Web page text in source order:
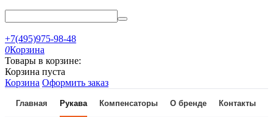
+7(495)975-98-48
0Корзина
Товары в корзине:
Корзина пуста
Корзина Оформить заказ
Главная Рукава Компенсаторы О бренде Контакты